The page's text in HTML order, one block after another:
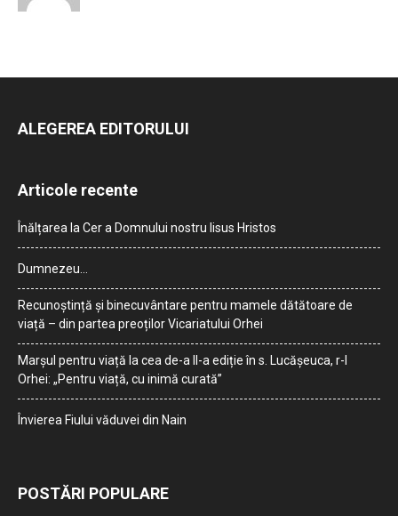
ALEGEREA EDITORULUI
Articole recente
Înălțarea la Cer a Domnului nostru Iisus Hristos
Dumnezeu…
Recunoștință și binecuvântare pentru mamele dătătoare de
viață – din partea preoților Vicariatului Orhei
Marșul pentru viață la cea de-a II-a ediție în s. Lucășeuca, r-l
Orhei: „Pentru viață, cu inimă curată”
Învierea Fiului văduvei din Nain
POSTĂRI POPULARE